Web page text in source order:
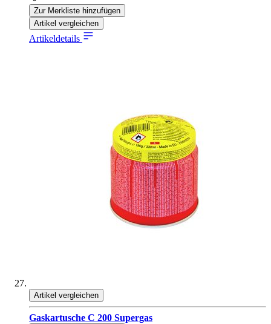
Zur Merkliste hinzufügen
Artikel vergleichen
Artikeldetails
Artikel vergleichen
Gaskartusche C 200 Supergas